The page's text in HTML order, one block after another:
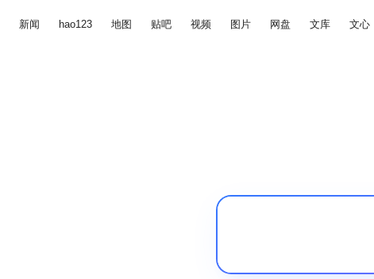
新闻 hao123 地图 贴吧 视频 图片 网盘 文库 文心